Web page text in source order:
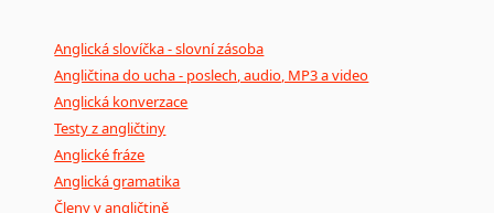
Anglická slovíčka - slovní zásoba
Angličtina do ucha - poslech, audio, MP3 a video
Anglická konverzace
Testy z angličtiny
Anglické fráze
Anglická gramatika
Členy v angličtině